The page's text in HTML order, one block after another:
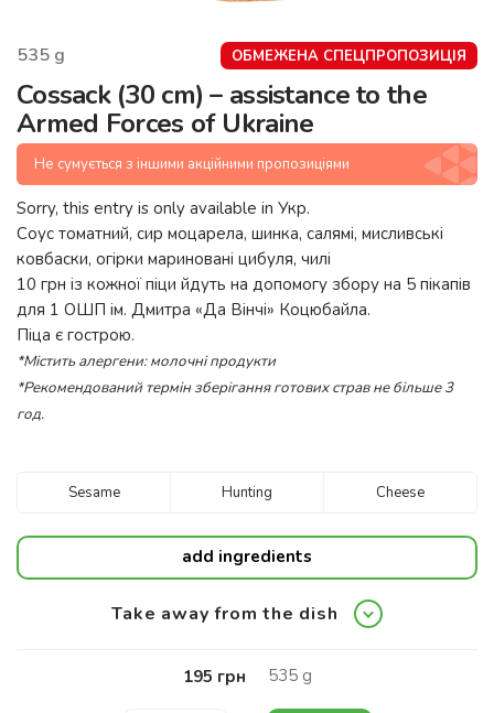
535 g ОБМЕЖЕНА СПЕЦПРОПОЗИЦІЯ
Cossack (30 cm) – assistance to the
Armed Forces of Ukraine
Не сумується з іншими акційними пропозиціями
Sorry, this entry is only available in Укр.
Cоус томатний, сир моцарела, шинка, салямі, мисливські
ковбаски, огірки мариновані цибуля, чилі
10 грн із кожної піци йдуть на допомогу збору на 5 пікапів
для 1 ОШП ім. Дмитра «Да Вінчі» Коцюбайла.
Піца є гострою.
*Містить алергени: молочні продукти
*Рекомендований термін зберігання готових страв не більше 3
год.
Sesame Hunting Cheese
add ingredients
Take away from the dish
195 грн 535g